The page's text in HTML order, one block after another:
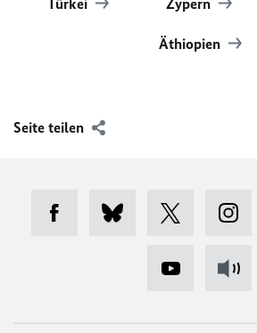
Türkei Zypern
Äthiopien
Seite teilen